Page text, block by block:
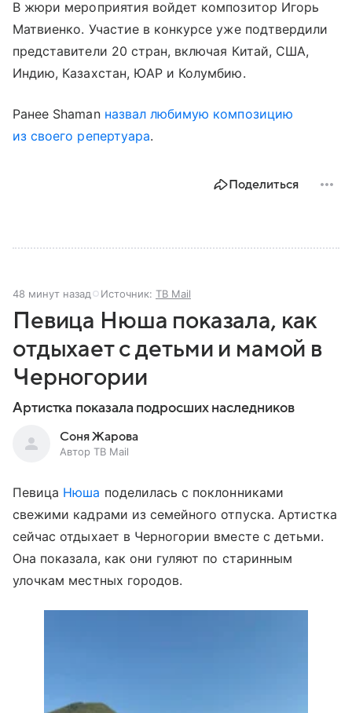
В жюри мероприятия войдет композитор Игорь
Матвиенко. Участие в конкурсе уже подтвердили
представители 20 стран, включая Китай, США,
Индию, Казахстан, ЮАР и Колумбию.
Ранее Shaman назвал любимую композицию
из своего репертуара.
Поделиться
48 минут назад Источник: ТВ Mail
Певица Нюша показала, как
отдыхает с детьми и мамой в
Черногории
Артистка показала подросших наследников
Соня Жарова
Автор ТВ Mail
Певица Нюша поделилась с поклонниками
свежими кадрами из семейного отпуска. Артистка
сейчас отдыхает в Черногории вместе с детьми.
Она показала, как они гуляют по старинным
улочкам местных городов.